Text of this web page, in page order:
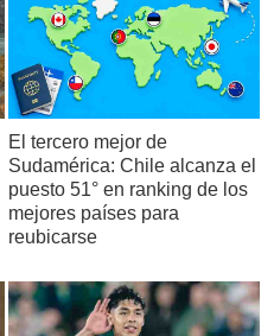
El tercero mejor de
Sudamérica: Chile alcanza el
puesto 51° en ranking de los
mejores países para
reubicarse